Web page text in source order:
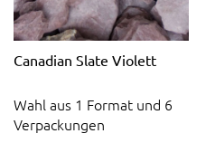
Canadian Slate Violett
Wahl aus 1 Format und 6
Verpackungen